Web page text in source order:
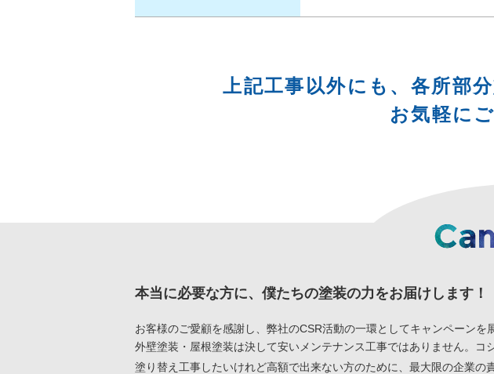
上記工事以外にも、各所部
お気軽に
本当に必要な方に、僕たちの塗装の力をお届けします！
お客様のご愛顧を感謝し、弊社のCSR活動の一環としてキャンペーンを
外壁塗装・屋根塗装は決して安いメンテナンス工事ではありません。コ
塗り替え工事したいけれど高額で出来ない方のために、最大限の企業の